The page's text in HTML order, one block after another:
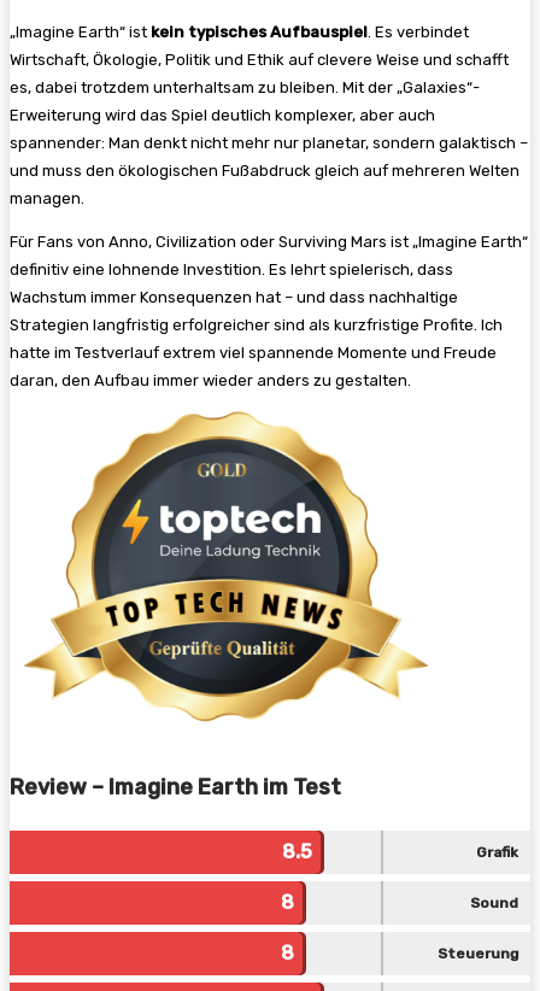
„Imagine Earth“ ist kein typisches Aufbauspiel . Es verbindet
Wirtschaft, Ökologie, Politik und Ethik auf clevere Weise und schafft
es, dabei trotzdem unterhaltsam zu bleiben. Mit der „Galaxies“-
Erweiterung wird das Spiel deutlich komplexer, aber auch
spannender: Man denkt nicht mehr nur planetar, sondern galaktisch –
und muss den ökologischen Fußabdruck gleich auf mehreren Welten
managen.
Für Fans von Anno, Civilization oder Surviving Mars ist „Imagine Earth“
definitiv eine lohnende Investition. Es lehrt spielerisch, dass
Wachstum immer Konsequenzen hat – und dass nachhaltige
Strategien langfristig erfolgreicher sind als kurzfristige Profite. Ich
hatte im Testverlauf extrem viel spannende Momente und Freude
daran, den Aufbau immer wieder anders zu gestalten.
Review – Imagine Earth im Test
8.5 Grafik
8 Sound
8 Steuerung